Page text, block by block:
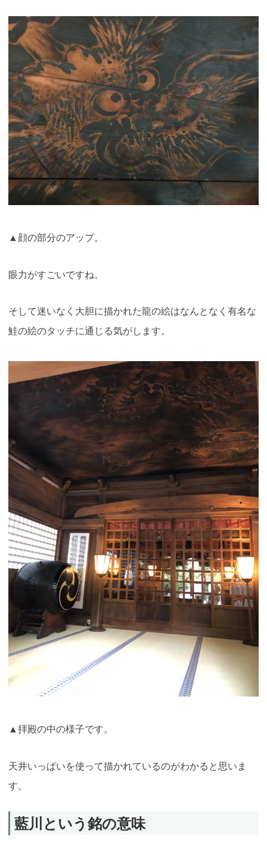
▲顔の部分のアップ。
眼力がすごいですね。
そして迷いなく大胆に描かれた龍の絵はなんとなく有名な
鮭の絵のタッチに通じる気がします。
▲拝殿の中の様子です。
天井いっぱいを使って描かれているのがわかると思いま
す。
藍川という銘の意味